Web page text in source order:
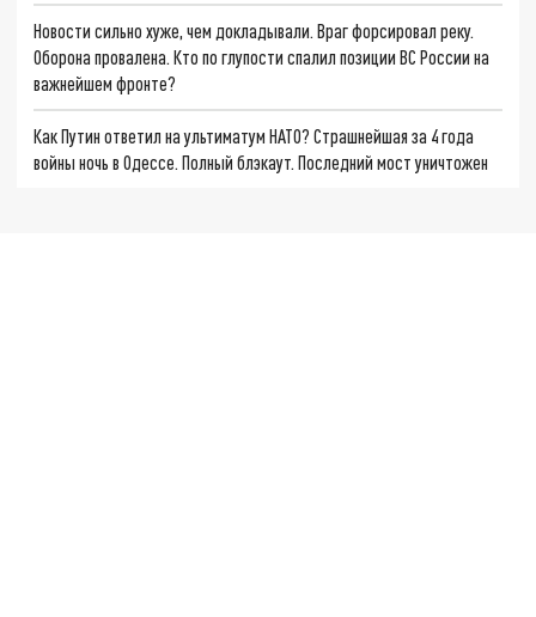
Новости сильно хуже, чем докладывали. Враг форсировал реку.
Оборона провалена. Кто по глупости спалил позиции ВС России на
важнейшем фронте?
Как Путин ответил на ультиматум НАТО? Страшнейшая за 4 года
войны ночь в Одессе. Полный блэкаут. Последний мост уничтожен